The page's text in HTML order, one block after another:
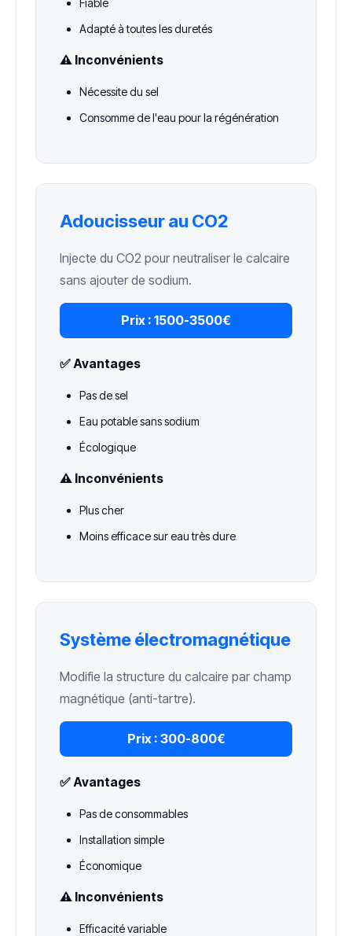
Fiable
Adapté à toutes les duretés
⚠️ Inconvénients
Nécessite du sel
Consomme de l'eau pour la régénération
Adoucisseur au CO2
Injecte du CO2 pour neutraliser le calcaire
sans ajouter de sodium.
Prix : 1500-3500€
✅ Avantages
Pas de sel
Eau potable sans sodium
Écologique
⚠️ Inconvénients
Plus cher
Moins efficace sur eau très dure
Système électromagnétique
Modifie la structure du calcaire par champ
magnétique (anti-tartre).
Prix : 300-800€
✅ Avantages
Pas de consommables
Installation simple
Économique
⚠️ Inconvénients
Efficacité variable